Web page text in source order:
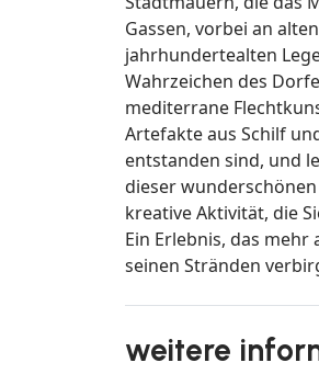
Gassen, vorbei an
jahrhundertealten
Wahrzeichen des
mediterrane
Artefakte aus Schilf
entstanden sind, und
dieser
kreative Aktivität, die
Ein Erlebnis, das mehr
seinen Stränden
weitere